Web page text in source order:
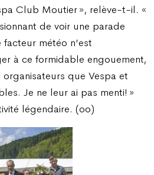
Club Moutier », relève-t-il. «
de voir une parade
météo n’est
à ce formidable engouement,
organisateurs que Vespa et
Je ne leur ai pas menti! »
légendaire. (oo)